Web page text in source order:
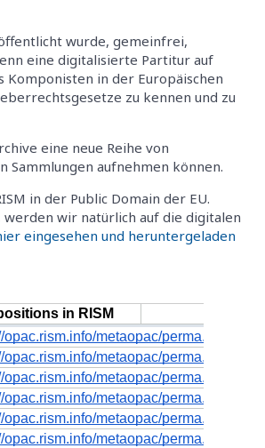
wurde, gemeinfrei,
eine digitalisierte Partitur auf
in der Europäischen
zu kennen und zu
eine neue Reihe von
Sammlungen aufnehmen können.
in der Public Domain der EU.
wir natürlich auf die digitalen
eingesehen und heruntergeladen